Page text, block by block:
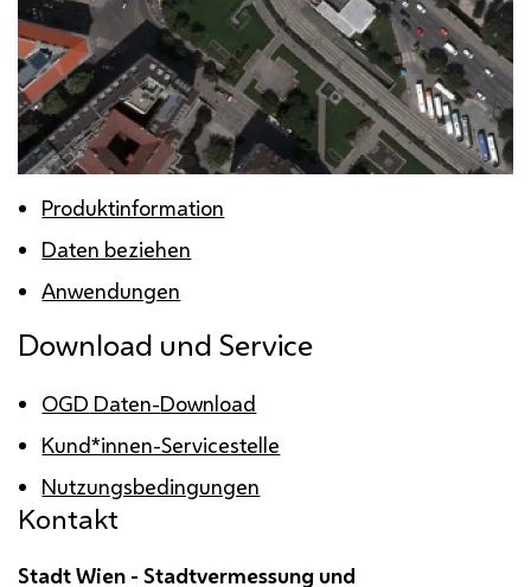
Produktinformation
Daten beziehen
Anwendungen
Download und Service
OGD Daten-Download
Kund*innen-Servicestelle
Nutzungsbedingungen
Kontakt
Stadt Wien - Stadtvermessung und